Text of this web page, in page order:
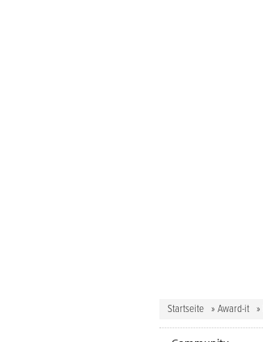
Startseite » Award-it »